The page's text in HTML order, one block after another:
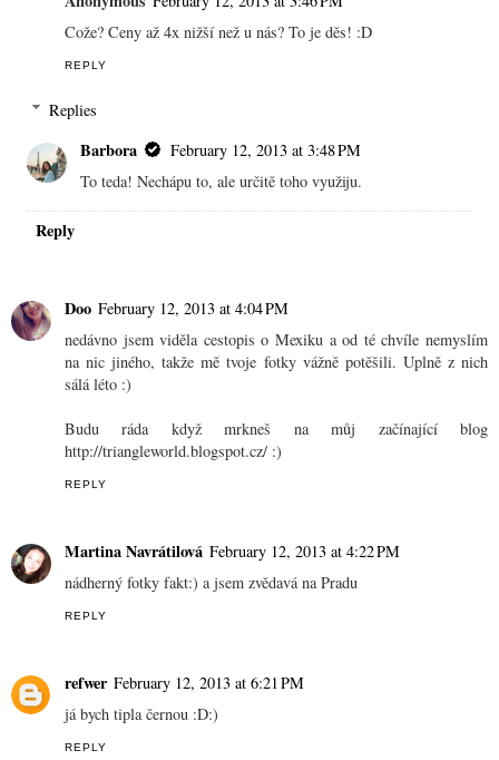
Cože? Ceny až 4x nižší než u nás? To je děs! :D
REPLY
Replies
Barbora
February 12, 2013 at 3:48 PM
To teda! Nechápu to, ale určitě toho využiju.
Reply
Doo February 12, 2013 at 4:04 PM
nedávno jsem viděla cestopis o Mexiku a od té chvíle nemyslím
na nic jiného, takže mě tvoje fotky vážně potěšili. Uplně z nich
sálá léto :)
Budu ráda když mrkneš na můj začínající blog
http://triangleworld.blogspot.cz/ :)
REPLY
Martina Navrátilová February 12, 2013 at 4:22 PM
nádherný fotky fakt:) a jsem zvědavá na Pradu
REPLY
refwer February 12, 2013 at 6:21 PM
já bych tipla černou :D:)
REPLY